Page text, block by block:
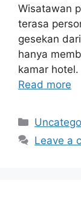
Wisatawan
terasa
gesekan
hanya
kamar
Read more
Leave a